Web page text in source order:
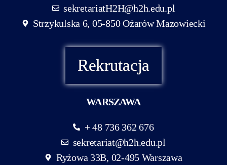
sekretariatH2H@h2h.edu.pl
Strzykulska 6, 05-850 Ożarów Mazowiecki
Rekrutacja
WARSZAWA
+ 48 736 362 676
sekretariat@h2h.edu.pl
Ryżowa 33B, 02-495 Warszawa